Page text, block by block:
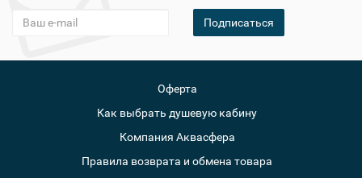
Подписаться
Оферта
Как выбрать душевую кабину
Компания Аквасфера
Правила возврата и обмена товара